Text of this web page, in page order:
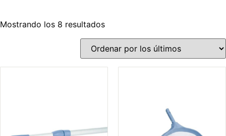
Mostrando los 8 resultados